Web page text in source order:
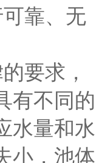
靠、无
要求，
有不同的
水量和水
小，池体